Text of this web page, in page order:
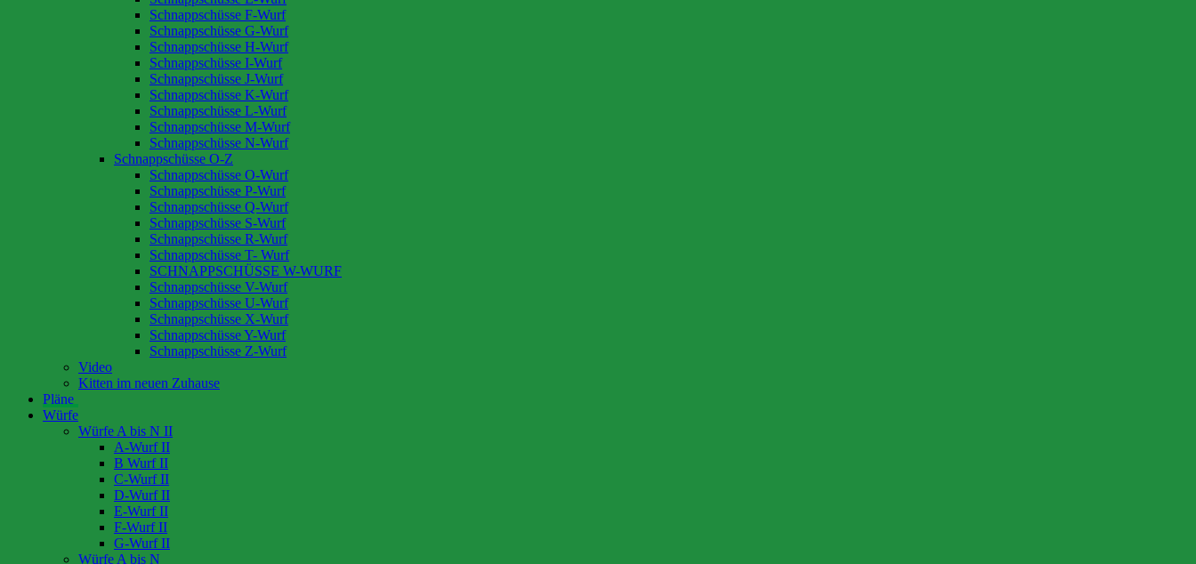
Schnappschüsse F-Wurf
Schnappschüsse G-Wurf
Schnappschüsse H-Wurf
Schnappschüsse I-Wurf
Schnappschüsse J-Wurf
Schnappschüsse K-Wurf
Schnappschüsse L-Wurf
Schnappschüsse M-Wurf
Schnappschüsse N-Wurf
Schnappschüsse O-Z
Schnappschüsse O-Wurf
Schnappschüsse P-Wurf
Schnappschüsse Q-Wurf
Schnappschüsse S-Wurf
Schnappschüsse R-Wurf
Schnappschüsse T- Wurf
SCHNAPPSCHÜSSE W-WURF
Schnappschüsse V-Wurf
Schnappschüsse U-Wurf
Schnappschüsse X-Wurf
Schnappschüsse Y-Wurf
Schnappschüsse Z-Wurf
Video
Kitten im neuen Zuhause
Pläne
Würfe
Würfe A bis N II
A-Wurf II
B Wurf II
C-Wurf II
D-Wurf II
E-Wurf II
F-Wurf II
G-Wurf II
Würfe A bis N